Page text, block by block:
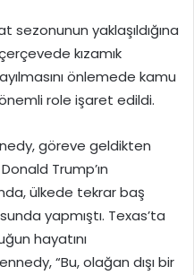
yaklaşıldığına
kızamık
önlemede kamu
önemli role işaret edildi.
göreve geldikten
Trump’ın
ülkede tekrar baş
yapmıştı. Texas’ta
hayatını
“Bu, olağan dışı bir